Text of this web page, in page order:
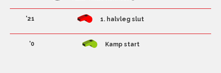
'21 1. halvleg slut
'0 Kamp start